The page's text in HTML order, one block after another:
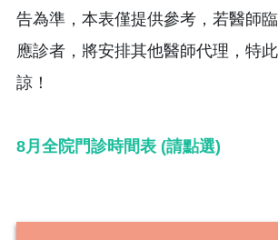
告為準，本表僅提供參考，若醫師
應診者，將安排其他醫師代理，特
諒！
8月全院門診時間表 (請點選)